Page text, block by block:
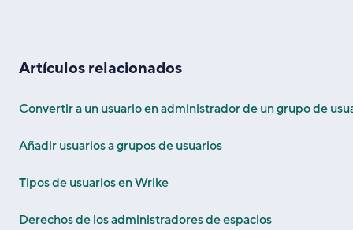
Artículos relacionados
Convertir a un usuario en administrador de un grupo de
Añadir usuarios a grupos de usuarios
Tipos de usuarios en Wrike
Derechos de los administradores de espacios